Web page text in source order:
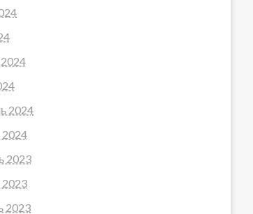
2024
2023
2023